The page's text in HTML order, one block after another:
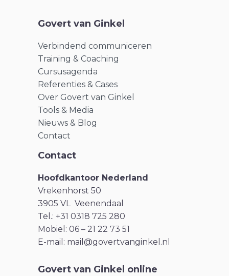
Govert van Ginkel
Verbindend communiceren
Training & Coaching
Cursusagenda
Referenties & Cases
Over Govert van Ginkel
Tools & Media
Nieuws & Blog
Contact
Contact
Hoofdkantoor Nederland
Vrekenhorst 50
3905 VL Veenendaal
Tel.: +31 0318 725 280
Mobiel: 06 – 21 22 73 51
E-mail: mail@govertvanginkel.nl
Govert van Ginkel online